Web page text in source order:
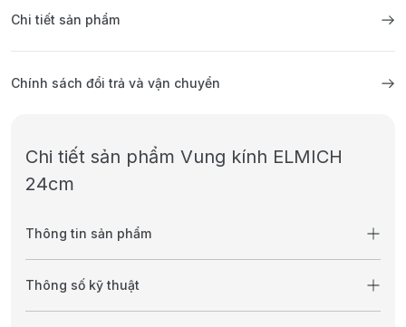
Chi tiết sản phẩm
Chính sách đổi trả và vận chuyển
Chi tiết sản phẩm Vung kính ELMICH
24cm
Thông tin sản phẩm
Thông số kỹ thuật